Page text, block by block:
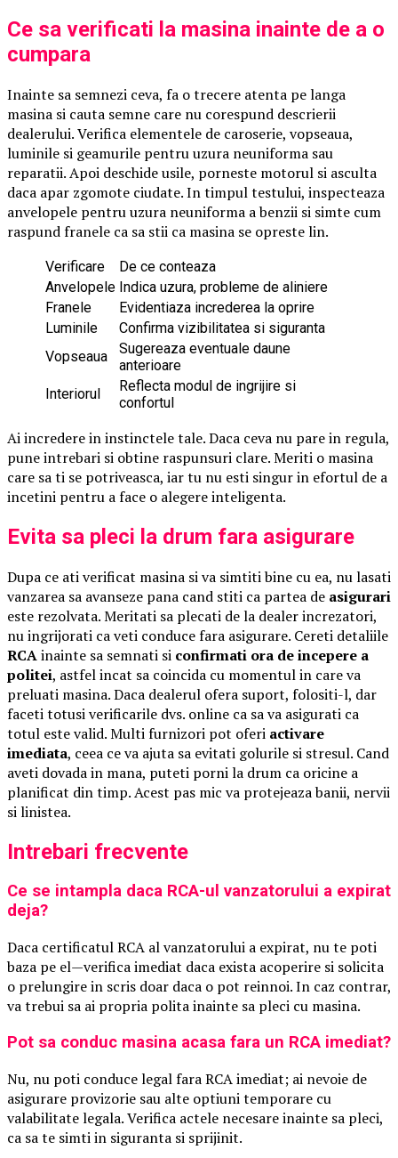
Ce sa verificati la masina inainte de a o
cumpara
Inainte sa semnezi ceva, fa o trecere atenta pe langa
masina si cauta semne care nu corespund descrierii
dealerului. Verifica elementele de caroserie, vopseaua,
luminile si geamurile pentru uzura neuniforma sau
reparatii. Apoi deschide usile, porneste motorul si asculta
daca apar zgomote ciudate. In timpul testului, inspecteaza
anvelopele pentru uzura neuniforma a benzii si simte cum
raspund franele ca sa stii ca masina se opreste lin.
Verificare
De ce conteaza
Anvelopele Indica uzura, probleme de aliniere
Franele
Evidentiaza increderea la oprire
Luminile
Confirma vizibilitatea si siguranta
Vopseaua
Sugereaza eventuale daune
anterioare
Interiorul
Reflecta modul de ingrijire si
confortul
Ai incredere in instinctele tale. Daca ceva nu pare in regula,
pune intrebari si obtine raspunsuri clare. Meriti o masina
care sa ti se potriveasca, iar tu nu esti singur in efortul de a
incetini pentru a face o alegere inteligenta.
Evita sa pleci la drum fara asigurare
Dupa ce ati verificat masina si va simtiti bine cu ea, nu lasati
vanzarea sa avanseze pana cand stiti ca partea de asigurari
este rezolvata. Meritati sa plecati de la dealer increzatori,
nu ingrijorati ca veti conduce fara asigurare. Cereti detaliile
RCAinainte sa semnati si confirmati ora de incepere a
politei, astfel incat sa coincida cu momentul in care va
preluati masina. Daca dealerul ofera suport, folositi-l, dar
faceti totusi verificarile dvs. online ca sa va asigurati ca
totul este valid. Multi furnizori pot oferi activare
imediata, ceea ce va ajuta sa evitati golurile si stresul. Cand
aveti dovada in mana, puteti porni la drum ca oricine a
planificat din timp. Acest pas mic va protejeaza banii, nervii
si linistea.
Intrebari frecvente
Ce se intampla daca RCA-ul vanzatorului a expirat
deja?
Daca certificatul RCA al vanzatorului a expirat, nu te poti
baza pe el—verifica imediat daca exista acoperire si solicita
o prelungire in scris doar daca o pot reinnoi. In caz contrar,
va trebui sa ai propria polita inainte sa pleci cu masina.
Pot sa conduc masina acasa fara un RCA imediat?
Nu, nu poti conduce legal fara RCA imediat; ai nevoie de
asigurare provizorie sau alte optiuni temporare cu
valabilitate legala. Verifica actele necesare inainte sa pleci,
ca sa te simti in siguranta si sprijinit.